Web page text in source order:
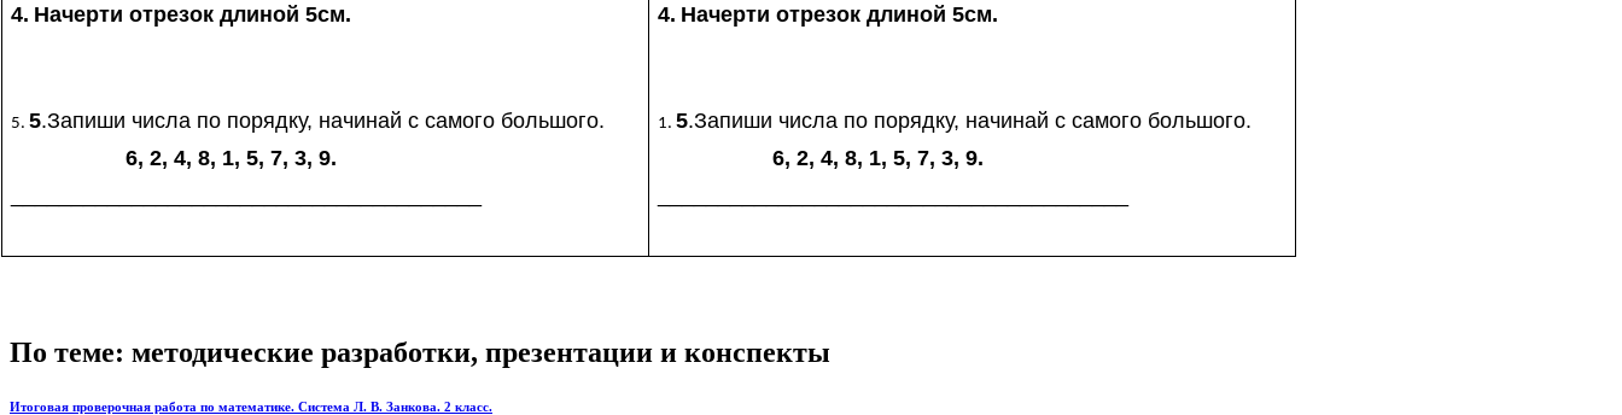
4. Начерти отрезок длиной 5см.
5.Запиши числа по порядку, начинай с самого большого.
6, 2, 4, 8, 1, 5, 7, 3, 9.
4. Начерти отрезок длиной 5см.
5.Запиши числа по порядку, начинай с самого большого.
6, 2, 4, 8, 1, 5, 7, 3, 9.
По теме: методические разработки, презентации и конспекты
Итоговая проверочная работа по математике. Система Л. В. Занкова. 2 класс.